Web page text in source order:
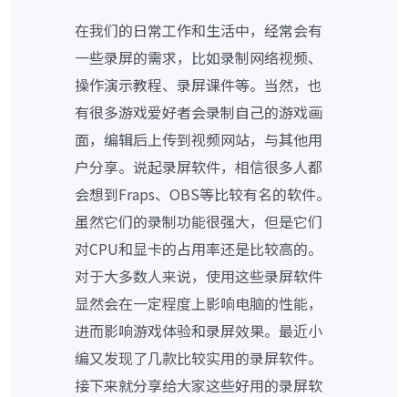
在我们的日常工作和生活中，经常会有
一些录屏的需求，比如录制网络视频、
操作演示教程、录屏课件等。当然，也
有很多游戏爱好者会录制自己的游戏画
面，编辑后上传到视频网站，与其他用
户分享。说起录屏软件，相信很多人都
会想到Fraps、OBS等比较有名的软件。
虽然它们的录制功能很强大，但是它们
对CPU和显卡的占用率还是比较高的。
对于大多数人来说，使用这些录屏软件
显然会在一定程度上影响电脑的性能，
进而影响游戏体验和录屏效果。最近小
编又发现了几款比较实用的录屏软件。
接下来就分享给大家这些好用的录屏软